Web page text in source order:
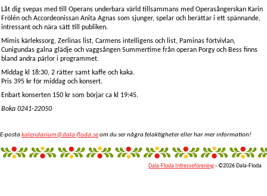
Låt dig svepas med till Operans underbara värld tillsammans med Operasångerskan Karin
Frölén och Accordeonissan Anita Agnas som sjunger, spelar och berättar i ett spännande,
intressant och nära sätt till publiken.
Mimis kärlekssorg, Zerlinas list, Carmens intelligens och list, Paminas förtvivlan,
Cunigundas galna glädje och vaggsången Summertime från operan Porgy och Bess finns
bland andra pärlor i programmet.
Middag kl 18:30, 2 rätter samt kaffe och kaka.
Pris 395 kr för middag och konsert.
Enbart konserten 150 kr som börjar ca kl 19:45.
Boka 0241-22050
E-postakalendarium@dala-floda.seom du ser några felaktigheter eller har mer information!
Dala-Floda Intresseförening- ©2026 Dala-Floda